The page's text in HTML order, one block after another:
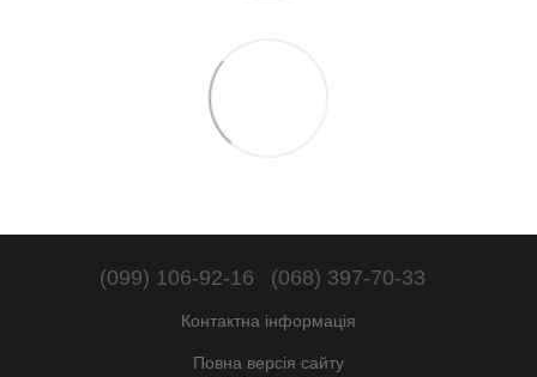
(099) 106-92-16 (068) 397-70-33
Контактна інформація
Повна версія сайту